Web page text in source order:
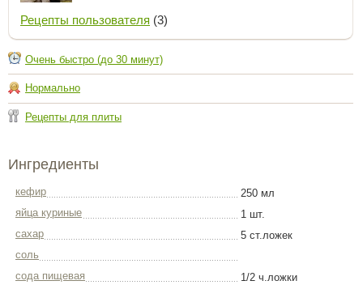
Рецепты пользователя (3)
Очень быстро (до 30 минут)
Нормально
Рецепты для плиты
Ингредиенты
кефир
250 мл
яйца куриные
1 шт.
сахар
5 ст.ложек
соль
сода пищевая
1/2 ч.ложки